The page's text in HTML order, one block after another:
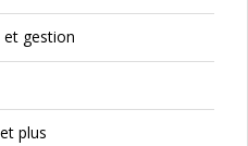
et gestion
plus